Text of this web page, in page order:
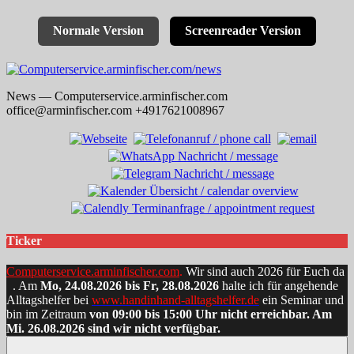
Normale Version Screenreader Version
Skip
content
News — Computerservice.arminfischer.com
office@arminfischer.com +4917621008967
Ticker
Computerservice.arminfischer.com. Wir sind auch 2026 für Euch da
. Am Mo, 24.08.2026 bis Fr, 28.08.2026 halte ich für angehende
Alltagshelfer bei www.handinhand-alltagshelfer.de ein Seminar und
bin im Zeitraum von 09:00 bis 15:00 Uhr nicht erreichbar. Am
Mi. 26.08.2026 sind wir nicht verfügbar.